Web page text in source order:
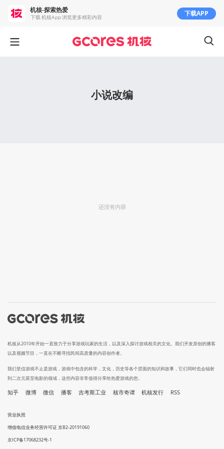
小说改编
还没有内容
机核从2010年开始一直致力于分享游戏玩家的生活，以及深入探讨游戏相关的文化。我们开发原创的播客
以及视频节目，一直在不断寻找民间高质量的内容创作者。
我们坚信游戏不止是游戏，游戏中包含的科学，文化，历史等各个层面的知识和故事，它们同时也会辐射
到二次元甚至电影的领域，这些内容非常值得分享给热爱游戏的您。
知乎 微博 微信 播客 吉考斯工业 核市奇谭 机核发行 RSS
营业执照
增值电信业务经营许可证 京B2-20191060
京ICP备17068232号-1
机核-探索热爱
下载 机核App 浏览更多精彩内容 下载APP